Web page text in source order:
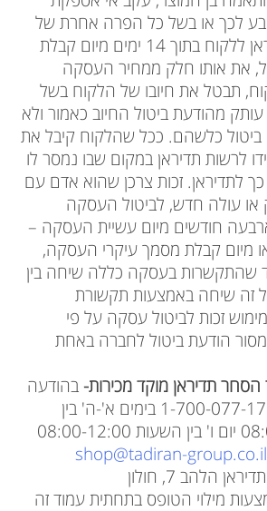
לכך או בשל כל הפרה אחרת של
תדיראן, תחזיר תדיראן ללקוח בתוך 14 ימים מיום קבלת
את אותו חלק ממחיר העסקה
תבטל את חיובו של הלקוח בשל
מהודעת ביטול החיוב כאמור ולא
כלשהם. ככל שהלקוח קיבל את
לרשות תדיראן במקום שבו נמסר לו
לתדיראן. זכות צרכן שהוא אדם עם
או עולה חדש, לביטול העסקה
חודשים מיום עשיית העסקה –
מיום קבלת מסמך עיקרי העסקה,
שהתקשרות בעסקה כללה שיחה בין
זה שיחה באמצעות תקשורת
זכות לביטול עסקה על פי
הודעת ביטול לחברה באחת
תדיראן מוקד מכירות- בהודעה
בעל פה בטלפון 1-700-077-176 בימים א'-ה' בין
shop@tadiran-group.co.il
הלהב 7, חולון
מילוי הטופס בתחתית עמוד זה